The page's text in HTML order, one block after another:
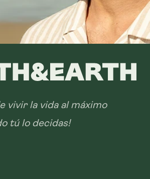
vivir la vida al máximo
tú lo decidas!